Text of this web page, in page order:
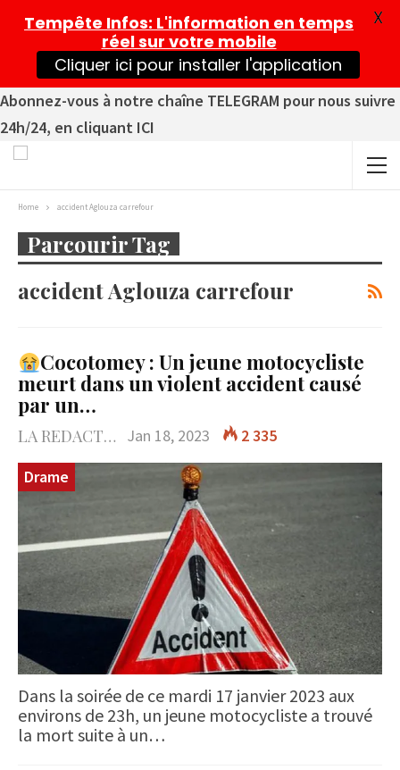
Abonnez-vous à notre chaîne TELEGRAM pour nous suivre
24h/24, en cliquant ICI
Home accident Aglouza carrefour
Parcourir Tag
accident Aglouza carrefour
Cocotomey : Un jeune motocycliste
meurt dans un violent accident causé
par un…
LA REDACTION Jan 18, 2023
2 335
Drame
Dans la soirée de ce mardi 17 janvier 2023 aux
environs de 23h, un jeune motocycliste a trouvé
la mort suite à un…
Tempête Infos: L'information en temps
réel sur votre mobile
Cliquer ici pour installer l'application
X